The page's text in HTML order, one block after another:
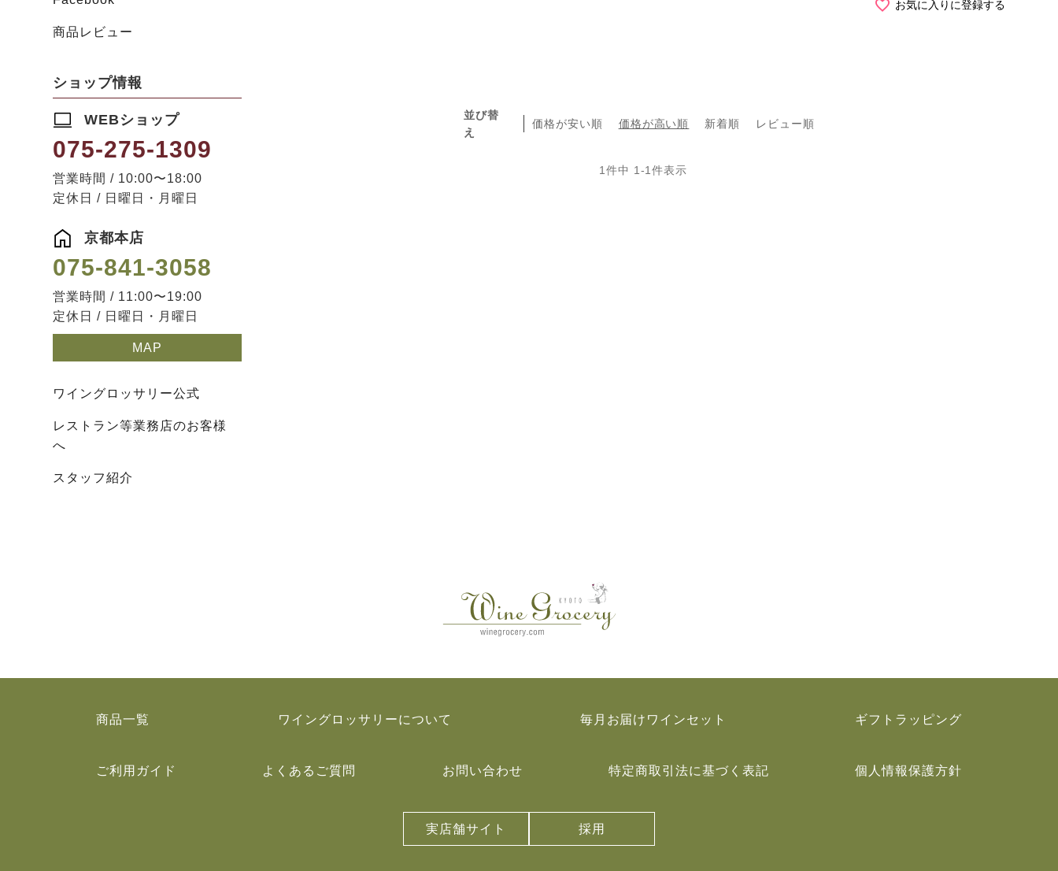
商品レビュー
ショップ情報
WEBショップ
075-275-1309
営業時間 / 10:00〜18:00
定休日 / 日曜日・月曜日
京都本店
075-841-3058
営業時間 / 11:00〜19:00
定休日 / 日曜日・月曜日
MAP
ワイングロッサリー公式
レストラン等業務店のお客様
へ
スタッフ紹介
お気に入りに登録する
並び替
え
価格が安い順 価格が高い順 新着順 レビュー順
1 件中 1 -1件表示
商品一覧 ワイングロッサリーについて 毎月お届けワインセット ギフトラッピング
ご利用ガイド よくあるご質問 お問い合わせ 特定商取引法に基づく表記 個人情報保護方針
実店舗サイト 採用